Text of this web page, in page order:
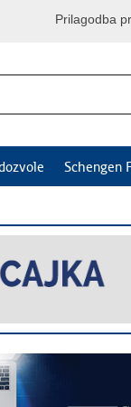
Prilagodba
Schengen